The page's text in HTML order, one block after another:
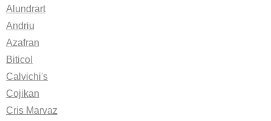
Alundrart
Andriu
Azafran
Biticol
Calvichi's
Cojikan
Cris Marvaz